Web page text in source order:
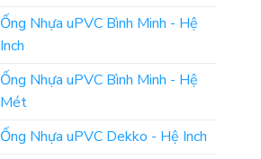
Ống Nhựa uPVC Bình Minh - Hệ
Inch
Ống Nhựa uPVC Bình Minh - Hệ
Mét
Ống Nhựa uPVC Dekko - Hệ Inch